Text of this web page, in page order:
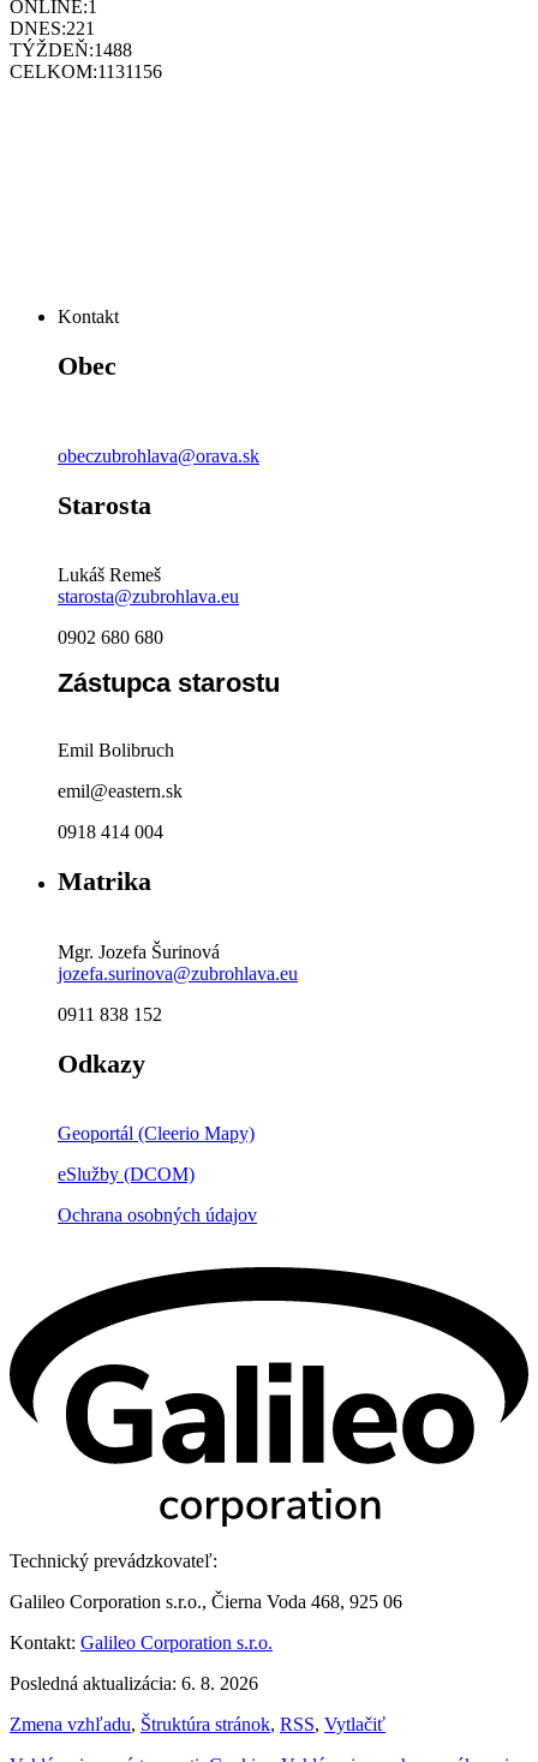
ONLINE:1
DNES:221
TÝŽDEŇ:1488
CELKOM:1131156
Kontakt
Obec
obeczubrohlava@orava.sk
Starosta
Lukáš Remeš
starosta@zubrohlava.eu
0902 680 680
Zástupca starostu
Emil Bolibruch
emil@eastern.sk
0918 414 004
Matrika
Mgr. Jozefa Šurinová
jozefa.surinova@zubrohlava.eu
0911 838 152
Odkazy
Geoportál (Cleerio Mapy)
eSlužby (DCOM)
Ochrana osobných údajov
Technický prevádzkovateľ:
Galileo Corporation s.r.o., Čierna Voda 468, 925 06
Kontakt: Galileo Corporation s.r.o.
Posledná aktualizácia: 6. 8. 2026
Zmena vzhľadu, Štruktúra stránok, RSS, Vytlačiť